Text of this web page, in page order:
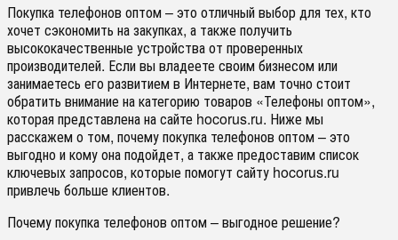
Покупка телефонов оптом – это отличный выбор для тех, кто
хочет сэкономить на закупках, а также получить
высококачественные устройства от проверенных
производителей. Если вы владеете своим бизнесом или
занимаетесь его развитием в Интернете, вам точно стоит
обратить внимание на категорию товаров «Телефоны оптом»,
которая представлена на сайте hocorus.ru. Ниже мы
расскажем о том, почему покупка телефонов оптом – это
выгодно и кому она подойдет, а также предоставим список
ключевых запросов, которые помогут сайту hocorus.ru
привлечь больше клиентов.
Почему покупка телефонов оптом – выгодное решение?